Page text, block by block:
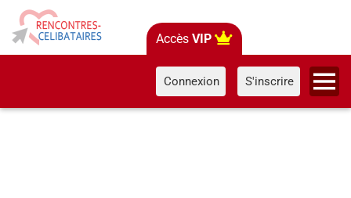
Accès VIP
Connexion S'inscrire